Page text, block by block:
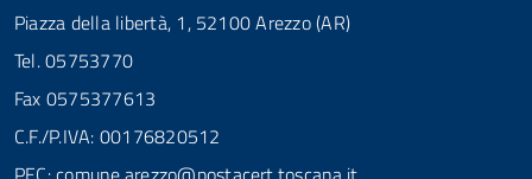
Piazza della libertà, 1, 52100 Arezzo (AR)
Tel. 05753770
Fax 0575377613
C.F./P.IVA: 00176820512